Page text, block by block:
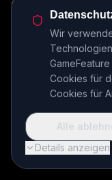
Wir
Cookies für
Cookies für
Details anzeigen
Alle